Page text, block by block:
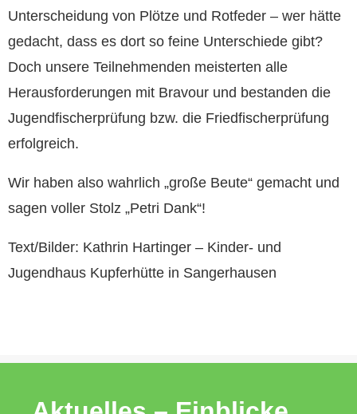
Unterscheidung von Plötze und Rotfeder – wer hätte
gedacht, dass es dort so feine Unterschiede gibt?
Doch unsere Teilnehmenden meisterten alle
Herausforderungen mit Bravour und bestanden die
Jugendfischerprüfung bzw. die Friedfischerprüfung
erfolgreich.
Wir haben also wahrlich „große Beute“ gemacht und
sagen voller Stolz „Petri Dank“!
Text/Bilder: Kathrin Hartinger – Kinder- und
Jugendhaus Kupferhütte in Sangerhausen